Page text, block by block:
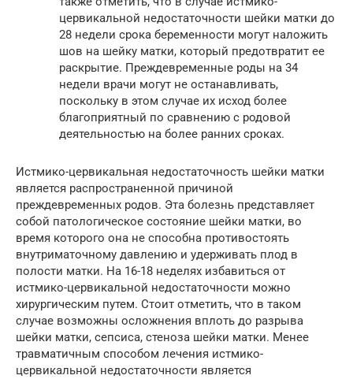
цервикальной недостаточности шейки матки до
28 недели срока беременности могут наложить
шов на шейку матки, который предотвратит ее
раскрытие. Преждевременные роды на 34
недели врачи могут не останавливать,
поскольку в этом случае их исход более
благоприятный по сравнению с родовой
деятельностью на более ранних сроках.
Истмико-цервикальная недостаточность шейки матки
является распространенной причиной
преждевременных родов. Эта болезнь представляет
собой патологическое состояние шейки матки, во
время которого она не способна противостоять
внутриматочному давлению и удерживать плод в
полости матки. На 16-18 неделях избавиться от
истмико-цервикальной недостаточности можно
хирургическим путем. Стоит отметить, что в таком
случае возможны осложнения вплоть до разрыва
шейки матки, сепсиса, стеноза шейки матки. Менее
травматичным способом лечения истмико-
цервикальной недостаточности является